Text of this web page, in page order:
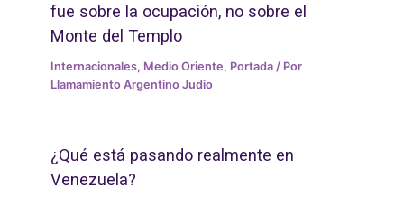
fue sobre la ocupación, no sobre el
Monte del Templo
Internacionales, Medio Oriente, Portada / Por
Llamamiento Argentino Judio
¿Qué está pasando realmente en
Venezuela?